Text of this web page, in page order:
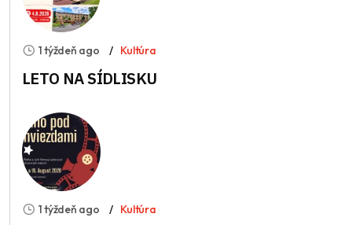
1 týždeň ago Kultúra
LETO NA SÍDLISKU
1 týždeň ago Kultúra